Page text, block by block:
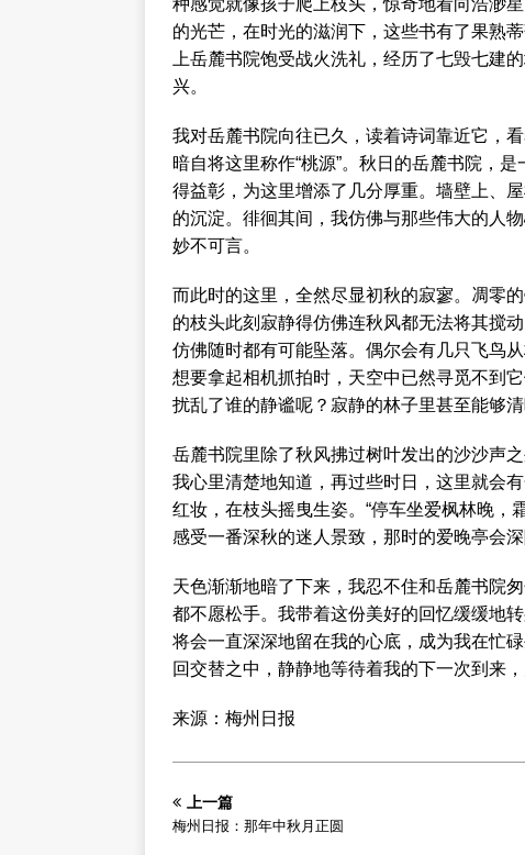
种感觉就像孩子爬上枝头，惊奇地看向浩渺
的光芒，在时光的滋润下，这些书有了果熟
上岳麓书院饱受战火洗礼，经历了七毁七建
兴。
我对岳麓书院向往已久，读着诗词靠近它，
暗自将这里称作“桃源”。秋日的岳麓书院，
得益彰，为这里增添了几分厚重。墙壁上、
的沉淀。徘徊其间，我仿佛与那些伟大的人
妙不可言。
而此时的这里，全然尽显初秋的寂寥。凋零
的枝头此刻寂静得仿佛连秋风都无法将其搅
仿佛随时都有可能坠落。偶尔会有几只飞鸟
想要拿起相机抓拍时，天空中已然寻觅不到
扰乱了谁的静谧呢？寂静的林子里甚至能够
岳麓书院里除了秋风拂过树叶发出的沙沙声
我心里清楚地知道，再过些时日，这里就会
红妆，在枝头摇曳生姿。“停车坐爱枫林晚，
感受一番深秋的迷人景致，那时的爱晚亭会
天色渐渐地暗了下来，我忍不住和岳麓书院
都不愿松手。我带着这份美好的回忆缓缓地
将会一直深深地留在我的心底，成为我在忙
回交替之中，静静地等待着我的下一次到来
来源：梅州日报
上一篇
梅州日报：那年中秋月正圆